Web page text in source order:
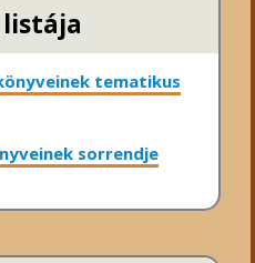
tematikus
sorrendje